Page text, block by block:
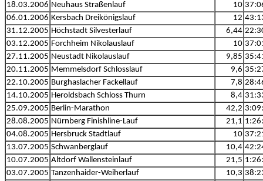
18.03.2006 Neuhaus Straßenlauf 10
06.01.2006 Kersbach Dreikönigslauf 12
31.12.2005 Höchstadt Silvesterlauf 6,44
03.12.2005 Forchheim Nikolauslauf 10
27.11.2005 Neustadt Nikolauslauf 9,85
20.11.2005 Memmelsdorf Schlosslauf 9,6
22.10.2005 Burghaslacher Fackellauf 7,8
14.10.2005 Heroldsbach Schloss Thurn 8,4
25.09.2005 Berlin-Marathon 42,2
28.08.2005 Nürnberg Finishline-Lauf 21,1
04.08.2005 Hersbruck Stadtlauf 10
13.07.2005 Schwanberglauf 10,4
10.07.2005 Altdorf Wallensteinlauf 21,5
03.07.2005 Tanzenhaider-Weiherlauf 10,3